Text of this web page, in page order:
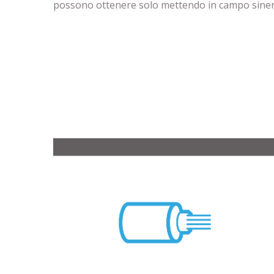
possono ottenere solo mettendo in campo